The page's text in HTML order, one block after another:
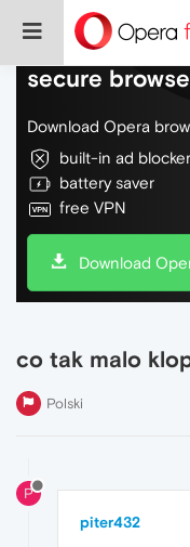
Do more on
secure
Download Opera
built-in ad blocker
battery saver
free VPN
Download
co tak malo
Polski
P
piter432